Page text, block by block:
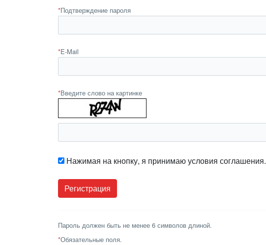
*Подтверждение пароля
*E-Mail
*Введите слово на картинке
Нажимая на кнопку, я принимаю условия соглашения.
Пароль должен быть не менее 6 символов длиной.
*Обязательные поля.